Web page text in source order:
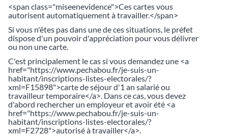
<span class="miseenevidence">Ces cartes vous
autorisent automatiquement à travailler.</span>
Si vous n'êtes pas dans une de ces situations, le préfet
dispose d'un pouvoir d'appréciation pour vous délivrer
ou non une carte.
C'est principalement le cas si vous demandez une <a
href="https://www.pechabou.fr/je-suis-un-
habitant/inscriptions-listes-electorales/?
xml=F15898">carte de séjour d'1 an salarié ou
travailleur temporaire</a>. Dans ce cas, vous devez
d'abord rechercher un employeur et avoir été <a
href="https://www.pechabou.fr/je-suis-un-
habitant/inscriptions-listes-electorales/?
xml=F2728">autorisé à travailler</a>.